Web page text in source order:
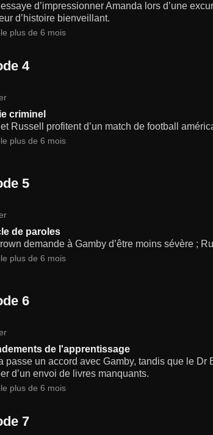
d’impressionner Amanda lors d’une
d’histoire bienveillant.
plus de 6 mois
4
criminel
Russell profitent d’un match de football
plus de 6 mois
5
de paroles
demande à Gamby d’être moins sévère ;
plus de 6 mois
6
de l'apprentissage
passe un accord avec Gamby, tandis que le
d’un envoi de livres manquants.
plus de 6 mois
7